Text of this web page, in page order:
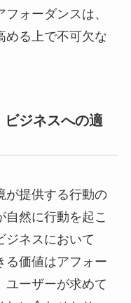
ォーダンスは、
める上で不可欠な
ビジネスへの適
が提供する行動の
自然に行動を起こ
ジネスにおいて
る価値はアフォー
ユーザーが求めて